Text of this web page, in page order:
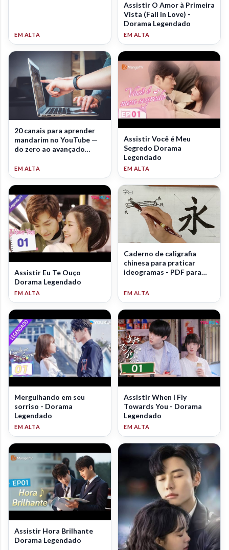
Assistir O Amor à Primeira
Vista (Fall in Love) -
Dorama Legendado
20 canais para aprender
mandarim no YouTube —
do zero ao avançado
Assistir Você é Meu
Segredo Dorama
Legendado
Assistir Eu Te Ouço
Dorama Legendado
Caderno de caligrafia
chinesa para praticar
ideogramas - PDF para
Mergulhando em seu
sorriso - Dorama
Legendado
Assistir When I Fly
Towards You - Dorama
Legendado
Assistir Hora Brilhante
Dorama Legendado